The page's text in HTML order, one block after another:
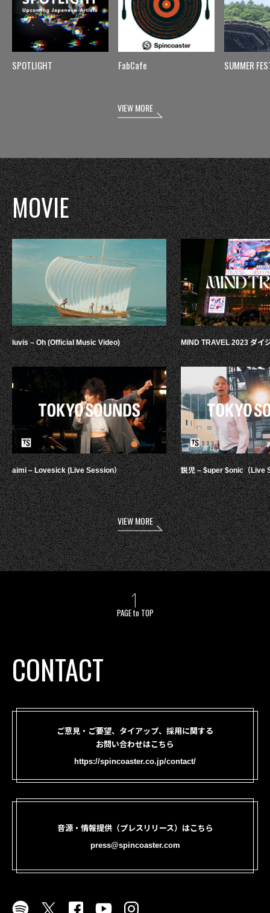
SPOTLIGHT FabCafe SUMMER
VIEW MORE
MOVIE
luvis – Oh (Official Music Video)
aimi – Lovesick (Live Session）
MIND TRAVEL 2023 ダイ
鋭児 – $uper $onic（Live
VIEW MORE
PAGE to TOP
CONTACT
ご意見・ご要望、タイアップ、採用に関する
お問い合わせはこちら
https://spincoaster.co.jp/contact/
音源・情報提供（プレスリリース）はこちら
press@spincoaster.com